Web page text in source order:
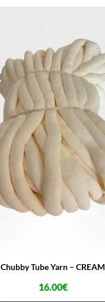
Chubby Tube Yarn – CREAM
16.00€